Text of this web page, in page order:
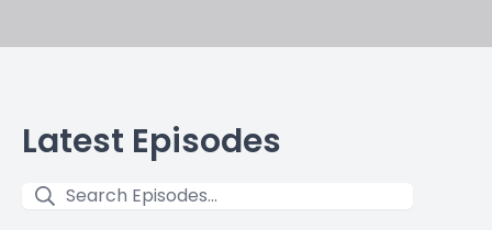
Latest Episodes